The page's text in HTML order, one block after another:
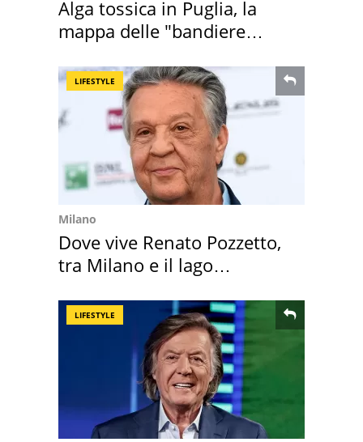
Alga tossica in Puglia, la
mappa delle "bandiere
LIFESTYLE
Milano
Dove vive Renato Pozzetto,
tra Milano e il lago
LIFESTYLE